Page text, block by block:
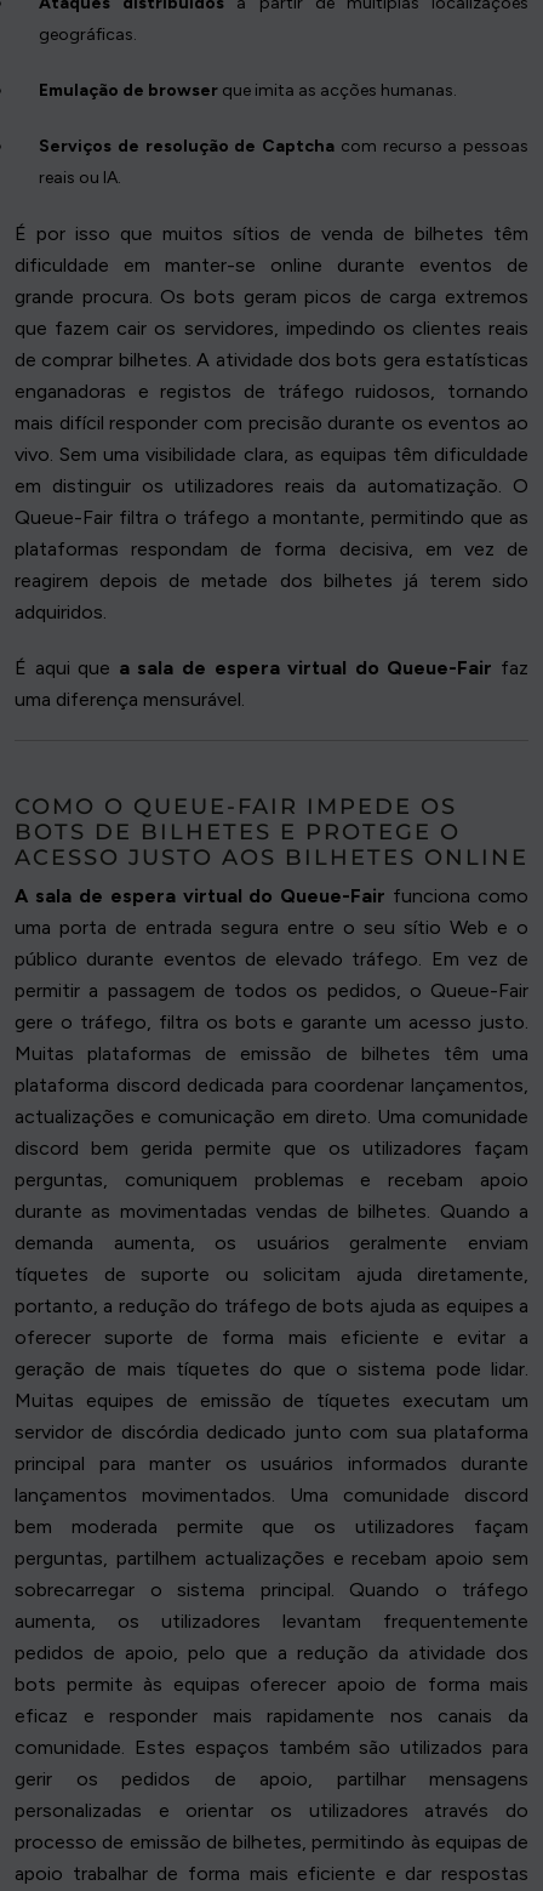
geográficas.
Emulação de browser que imita as acções humanas.
Serviços de resolução de Captcha com recurso a pessoas
reais ou IA.
É por isso que muitos sítios de venda de bilhetes têm
dificuldade em manter-se online durante eventos de
grande procura. Os bots geram picos de carga extremos
que fazem cair os servidores, impedindo os clientes reais
de comprar bilhetes. A atividade dos bots gera estatísticas
enganadoras e registos de tráfego ruidosos, tornando
mais difícil responder com precisão durante os eventos ao
vivo. Sem uma visibilidade clara, as equipas têm dificuldade
em distinguir os utilizadores reais da automatização. O
Queue-Fair filtra o tráfego a montante, permitindo que as
plataformas respondam de forma decisiva, em vez de
reagirem depois de metade dos bilhetes já terem sido
adquiridos.
É aqui que a sala de espera virtual do Queue-Fair faz
uma diferença mensurável.
COMO O QUEUE-FAIR IMPEDE OS
BOTS DE BILHETES E PROTEGE O
ACESSO JUSTO AOS BILHETES ONLINE
A sala de espera virtual do Queue-Fair funciona como
uma porta de entrada segura entre o seu sítio Web e o
público durante eventos de elevado tráfego. Em vez de
permitir a passagem de todos os pedidos, o Queue-Fair
gere o tráfego, filtra os bots e garante um acesso justo.
Muitas plataformas de emissão de bilhetes têm uma
plataforma discord dedicada para coordenar lançamentos,
actualizações e comunicação em direto. Uma comunidade
discord bem gerida permite que os utilizadores façam
perguntas, comuniquem problemas e recebam apoio
durante as movimentadas vendas de bilhetes. Quando a
demanda aumenta, os usuários geralmente enviam
tíquetes de suporte ou solicitam ajuda diretamente,
portanto, a redução do tráfego de bots ajuda as equipes a
oferecer suporte de forma mais eficiente e evitar a
geração de mais tíquetes do que o sistema pode lidar.
Muitas equipes de emissão de tíquetes executam um
servidor de discórdia dedicado junto com sua plataforma
principal para manter os usuários informados durante
lançamentos movimentados. Uma comunidade discord
bem moderada permite que os utilizadores façam
perguntas, partilhem actualizações e recebam apoio sem
sobrecarregar o sistema principal. Quando o tráfego
aumenta, os utilizadores levantam frequentemente
pedidos de apoio, pelo que a redução da atividade dos
bots permite às equipas oferecer apoio de forma mais
eficaz e responder mais rapidamente nos canais da
comunidade. Estes espaços também são utilizados para
gerir os pedidos de apoio, partilhar mensagens
personalizadas e orientar os utilizadores através do
processo de emissão de bilhetes, permitindo às equipas de
apoio trabalhar de forma mais eficiente e dar respostas